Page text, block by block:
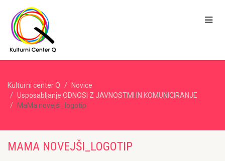
Kulturni center Q
Novice
Usposabljanje ODNOSI Z JAVNOSTMI IN KOMUNICIRANJE
MaMa novejši_logotip
MAMA NOVEJŠI_LOGOTIP